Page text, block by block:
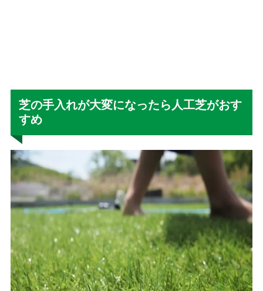
芝の手入れが大変になったら人工芝がおす
すめ